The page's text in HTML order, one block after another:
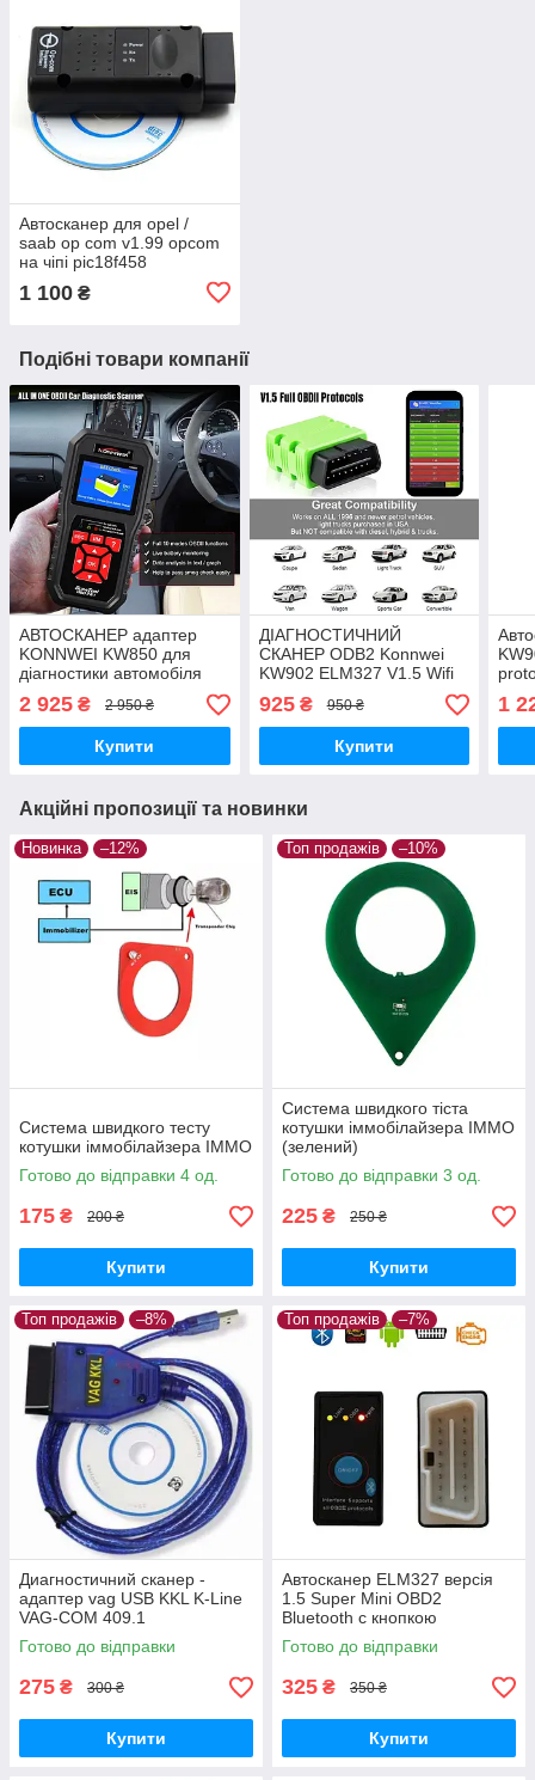
Автосканер для opel /
saab op com v1.99 opcom
на чіпі pic18f458
1 100 ₴
Подібні товари компанії
АВТОСКАНЕР адаптер
KONNWEI KW850 для
діагностики автомобіля
(кидка, коробок прим'ять)
2 925 ₴ 2 950 ₴
Купити
ДІАГНОСТИЧНИЙ
СКАНЕР ODB2 Konnwei
KW902 ELM327 V1.5 Wifi
IOS/Android PIC18f25k80
FULL Chip
925₴ 950 ₴
Купити
1
Акційні пропозиції та новинки
Новинка –12%
Система швидкого тесту
котушки іммобілайзера IMMO
Готово до відправки 4 од.
175 ₴ 200 ₴
Купити
Топ продажів –10%
Система швидкого тіста
котушки іммобілайзера IMMO
(зелений)
Готово до відправки 3 од.
225 ₴ 250 ₴
Купити
Топ продажів –8%
Диагностичний сканер -
адаптер vag USB KKL K-Line
VAG-COM 409.1
Готово до відправки
275 ₴ 300 ₴
Купити
Топ продажів –7%
Автосканер ELM327 версія
1.5 Super Mini OBD2
Bluetooth c кнопкою
вимикання, чіп PIC18F25K80
Готово до відправки
325 ₴ 350 ₴
Купити